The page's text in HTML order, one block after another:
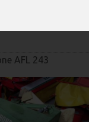
AFL 243